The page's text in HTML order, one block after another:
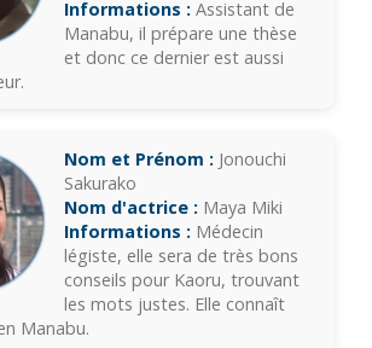
Informations : Assistant de
Manabu, il prépare une thèse
et donc ce dernier est aussi
Nom et Prénom : Jonouchi
Sakurako
Nom d'actrice : Maya Miki
Informations : Médecin
légiste, elle sera de très bons
conseils pour Kaoru, trouvant
les mots justes. Elle connaît
Manabu.